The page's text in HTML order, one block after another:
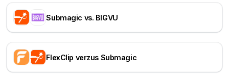
Submagic vs. BIGVU
FlexClip verzus Submagic